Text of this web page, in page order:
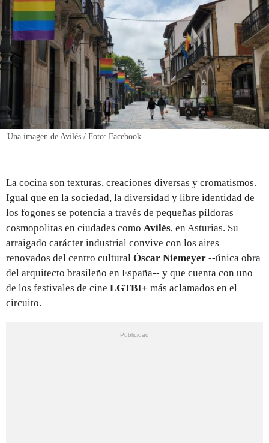
Una imagen de Avilés / Foto: Facebook
La cocina son texturas, creaciones diversas y cromatismos.
Igual que en la sociedad, la diversidad y libre identidad de
los fogones se potencia a través de pequeñas píldoras
cosmopolitas en ciudades como Avilés, en Asturias. Su
arraigado carácter industrial convive con los aires
renovados del centro cultural Óscar Niemeyer --única obra
del arquitecto brasileño en España-- y que cuenta con uno
de los festivales de cine LGTBI+ más aclamados en el
circuito.